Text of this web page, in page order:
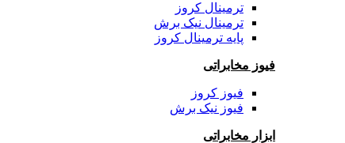
ترمینال کروز
ترمینال نیک برش
پایه ترمینال کروز
فیوز مخابراتی
فیوز کروز
فیوز نیک برش
ابزار مخابراتی